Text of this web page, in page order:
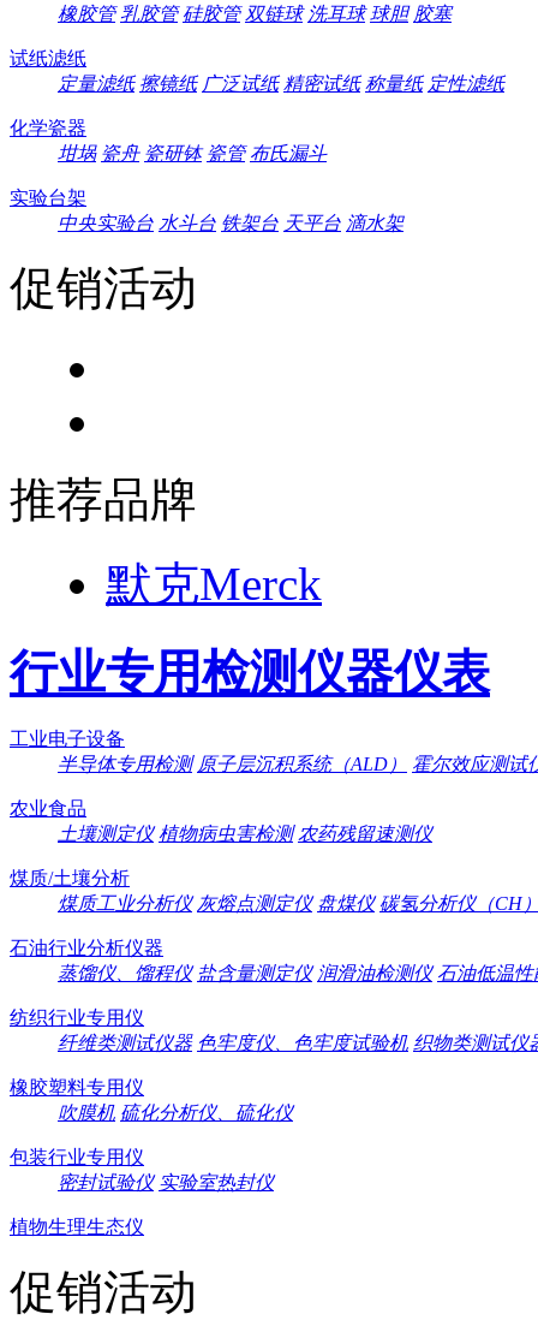
橡胶管 乳胶管 硅胶管 双链球 洗耳球 球胆 胶塞
试纸滤纸
定量滤纸 擦镜纸 广泛试纸 精密试纸 称量纸 定性滤纸
化学瓷器
坩埚 瓷舟 瓷研钵 瓷管 布氏漏斗
实验台架
中央实验台 水斗台 铁架台 天平台 滴水架
促销活动
推荐品牌
默克Merck
行业专用检测仪器仪表
工业电子设备
半导体专用检测 原子层沉积系统（ALD） 霍尔效应测试
农业食品
土壤测定仪 植物病虫害检测 农药残留速测仪
煤质/土壤分析
煤质工业分析仪 灰熔点测定仪 盘煤仪 碳氢分析仪（CH
石油行业分析仪器
蒸馏仪、馏程仪 盐含量测定仪 润滑油检测仪 石油低温
纺织行业专用仪
纤维类测试仪器 色牢度仪、色牢度试验机 织物类测试仪
橡胶塑料专用仪
吹膜机 硫化分析仪、硫化仪
包装行业专用仪
密封试验仪 实验室热封仪
植物生理生态仪
促销活动